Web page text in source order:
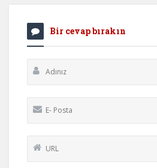
Bir cevap bırakın